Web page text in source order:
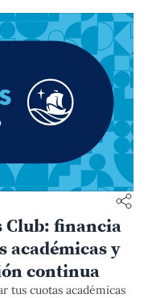
Club: financia
académicas y
continua
tus cuotas académicas